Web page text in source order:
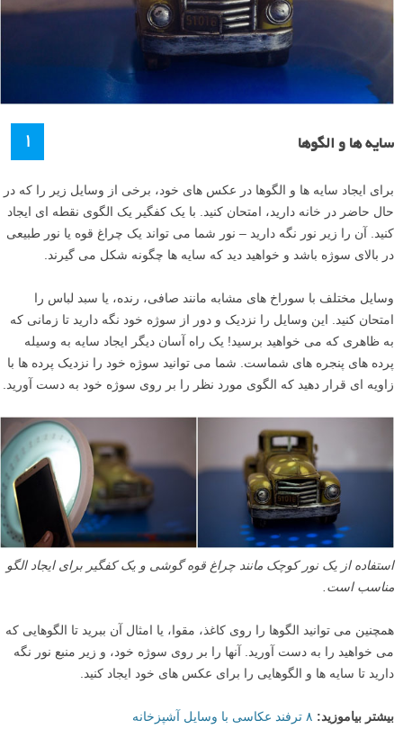
۱ سایه ها و الگوها
برای ایجاد سایه ها و الگوها در عکس های خود، برخی از وسایل زیر را که در
حال حاضر در خانه دارید، امتحان کنید. با یک کفگیر یک الگوی نقطه ای ایجاد
کنید. آن را زیر نور نگه دارید – نور شما می تواند یک چراغ قوه یا نور طبیعی
در بالای سوژه باشد و خواهید دید که سایه ها چگونه شکل می گیرند.
وسایل مختلف با سوراخ های مشابه مانند صافی، رنده، یا سبد لباس را
امتحان کنید. این وسایل را نزدیک و دور از سوژه خود نگه دارید تا زمانی که
به ظاهری که می خواهید برسید! یک راه آسان دیگر ایجاد سایه به وسیله
پرده های پنجره های شماست. شما می توانید سوژه خود را نزدیک پرده ها با
زاویه ای قرار دهید که الگوی مورد نظر را بر روی سوژه خود به دست آورید.
استفاده از یک نور کوچک مانند چراغ قوه گوشی و یک کفگیر برای ایجاد الگو
مناسب است.
همچنین می توانید الگوها را روی کاغذ، مقوا، یا امثال آن ببرید تا الگوهایی که
می خواهید را به دست آورید. آنها را بر روی سوژه خود، و زیر منبع نور نگه
دارید تا سایه ها و الگوهایی را برای عکس های خود ایجاد کنید.
بیشتر بیاموزید: ۸ ترفند عکاسی با وسایل آشپزخانه